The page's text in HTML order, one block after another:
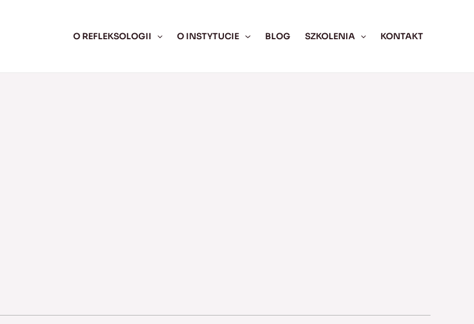
O REFLEKSOLOGII O INSTYTUCIE BLOG SZKOLENIA KONTAKT